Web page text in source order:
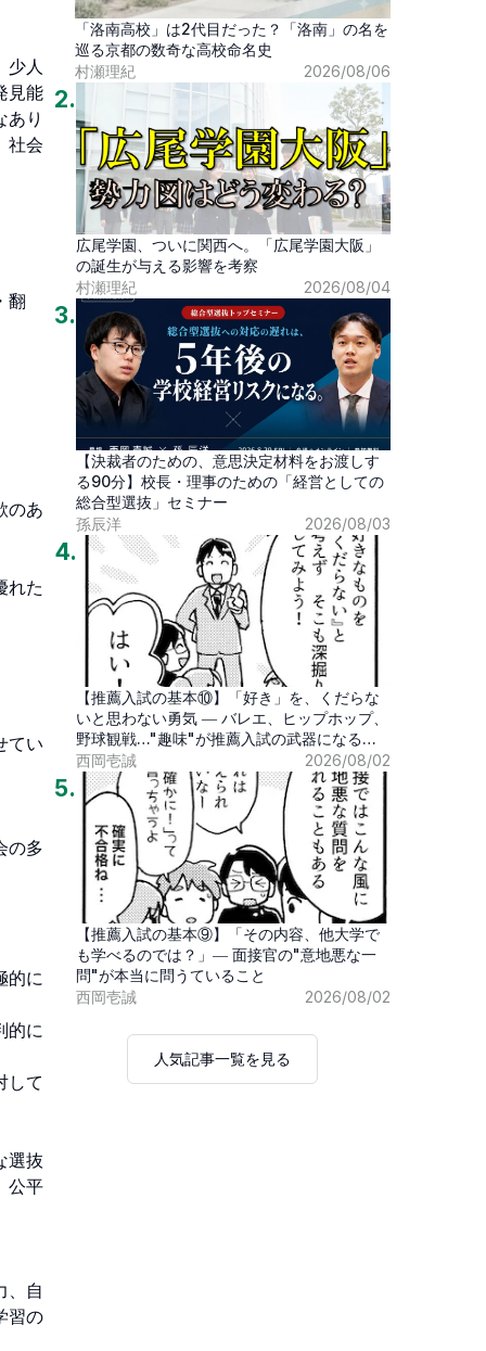
少人
見能
あり
社会
翻
のあ
れた
てい
の多
的に
的に
して
選抜
公平
、自
習の
「洛南高校」は2代目だった？「洛南」の名を
巡る京都の数奇な高校命名史
村瀬理紀
2026/08/06
2.
広尾学園、ついに関西へ。「広尾学園大阪」
の誕生が与える影響を考察
村瀬理紀
2026/08/04
3.
【決裁者のための、意思決定材料をお渡しす
る90分】校長・理事のための「経営としての
総合型選抜」セミナー
孫辰洋
2026/08/03
4.
【推薦入試の基本⑩】「好き」を、くだらな
いと思わない勇気 ― バレエ、ヒップホップ、
野球観戦…"趣味"が推薦入試の武器になる時
代
西岡壱誠 2026/08/02
5.
【推薦入試の基本⑨】「その内容、他大学で
も学べるのでは？」― 面接官の"意地悪な一
問"が本当に問うていること
西岡壱誠
2026/08/02
人気記事一覧を見る